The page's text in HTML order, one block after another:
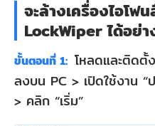
จะล้างเครื่องไอโฟ
LockWiper ได้อย่า
ขั้นตอนที่ 1: โหลดและติดตั้
ลงบน PC > เปิดใช้งาน
> คลิก “เริ่ม”